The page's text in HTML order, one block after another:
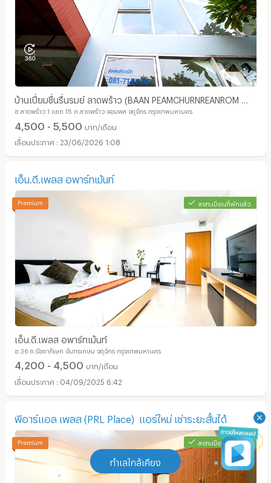
ทำเลใกล้เคียง
บ้านเปี่ยมชื่นรื่นรมย์ ลาดพร้าว (BAAN PEAMCHURNREANROM ​
Ladprao)
ซ.ลาดพร้าว 1 แยก 15 ถ.ลาดพร้าว จอมพล จตุจักร กรุงเทพมหานคร
4,500 - 5,500 บาท/เดือน
23/06/2026 1:08
เอ็น.ดี.เพลส อพาร์ทเม้นท์
ลงทะเบียนที่พักแล้ว
เอ็น.ดี.เพลส อพาร์ทเม้นท์
ซ.36 ถ.รัชดาภิเษก จันทรเกษม จตุจักร กรุงเทพมหานคร
4,200 - 4,500 บาท/เดือน
04/09/2025 6:42
พีอาร์แอล เพลส (PRL Place) ​ แอร์ใหม่ เช่าระยะสั้นได้
ลงทะเบียนที่พักแล้ว